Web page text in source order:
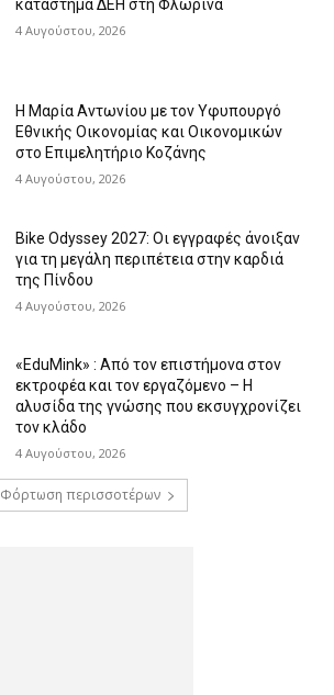
κατάστημα ΔΕΗ στη Φλώρινα
4 Αυγούστου, 2026
Η Μαρία Αντωνίου με τον Υφυπουργό
Εθνικής Οικονομίας και Οικονομικών
στο Επιμελητήριο Κοζάνης
4 Αυγούστου, 2026
Bike Odyssey 2027: Οι εγγραφές άνοιξαν
για τη μεγάλη περιπέτεια στην καρδιά
της Πίνδου
4 Αυγούστου, 2026
«EduMink» : Από τον επιστήμονα στον
εκτροφέα και τον εργαζόμενο – Η
αλυσίδα της γνώσης που εκσυγχρονίζει
τον κλάδο
4 Αυγούστου, 2026
Φόρτωση περισσοτέρων